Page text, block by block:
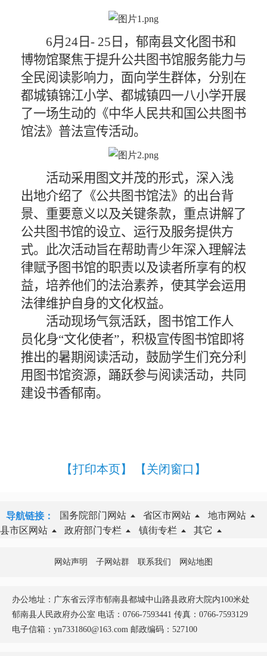
6月 24 日- 25 日，郁南县文化图书和
博物馆聚焦于提升公共图书馆服务能力与
全民阅读影响力，面向学生群体，分别在
都城镇锦江小学、都城镇四一八小学开展
了一场生动的《中华人民共和国公共图书
馆法》普法宣传活动。
活动采用图文并茂的形式，深入浅
出地介绍了《公共图书馆法》的出台背
景、重要意义以及关键条款，重点讲解了
公共图书馆的设立、运行及服务提供方
式。此次活动旨在帮助青少年深入理解法
律赋予图书馆的职责以及读者所享有的权
益，培养他们的法治素养，使其学会运用
法律维护自身的文化权益。
活动现场气氛活跃，图书馆工作人
员化身“文化使者”，积极宣传图书馆即将
推出的暑期阅读活动，鼓励学生们充分利
用图书馆资源，踊跃参与阅读活动，共同
建设书香郁南。
【打印本页】 【关闭窗口】
导航链接： 国务院部门网站 省区市网站
地市网站
县市区网站
政府部门专栏 镇街专栏 其它
网站声明 子网站群 联系我们 网站地图
办公地址：广东省云浮市郁南县都城中山路县政府大院内100米处
郁南县人民政府办公室 电话：0766-7593441 传真：0766-7593129
电子信箱：yn7331860@163.com 邮政编码：527100